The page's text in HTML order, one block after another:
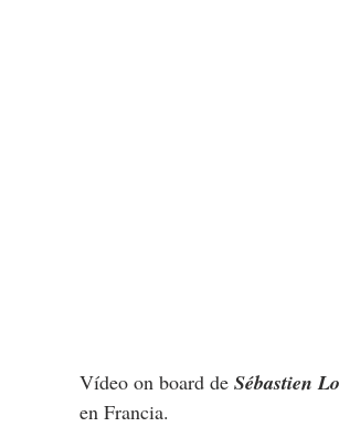
Vídeo on board de Sébastien
en Francia.